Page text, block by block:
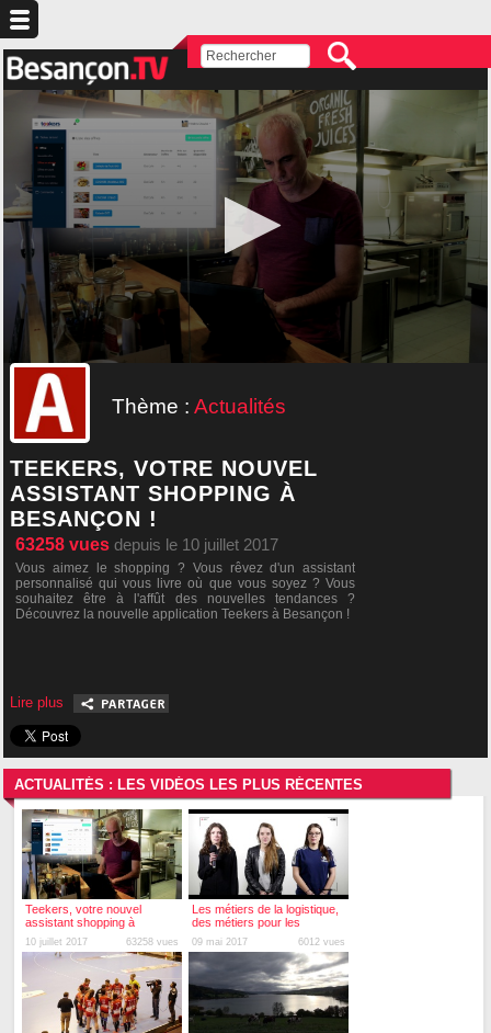
Thème : Actualités
TEEKERS, VOTRE NOUVEL
ASSISTANT SHOPPING À
BESANÇON !
63258 vues depuis le 10 juillet 2017
Vous aimez le shopping ? Vous rêvez d'un assistant
personnalisé qui vous livre où que vous soyez ? Vous
souhaitez être à l'affût des nouvelles tendances ?
Découvrez la nouvelle application Teekers à Besançon !
Lire plus
ACTUALITÉS : LES VIDÉOS LES PLUS RÉCENTES
Teekers, votre nouvel
assistant shopping à
Besançon !
10 juillet 2017 63258 vues
Les métiers de la logistique,
des métiers pour les
femmes ?
09 mai 2017 6012 vues